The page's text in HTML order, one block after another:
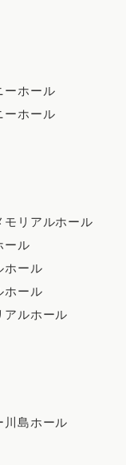
ーホール
ーホール
モリアルホール
ール
ホール
ホール
アルホール
川島ホール